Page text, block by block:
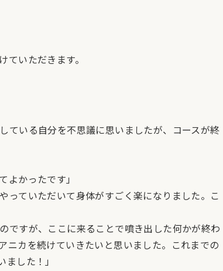
いただきます。
ている自分を不思議に思いましたが、コースが終
よかったです」
っていただいて身体がすごく楽になりました。こ
ですが、ここに来ることで噴き出した何かが終わ
ニカを続けていきたいと思いました。これまでの
ました！」